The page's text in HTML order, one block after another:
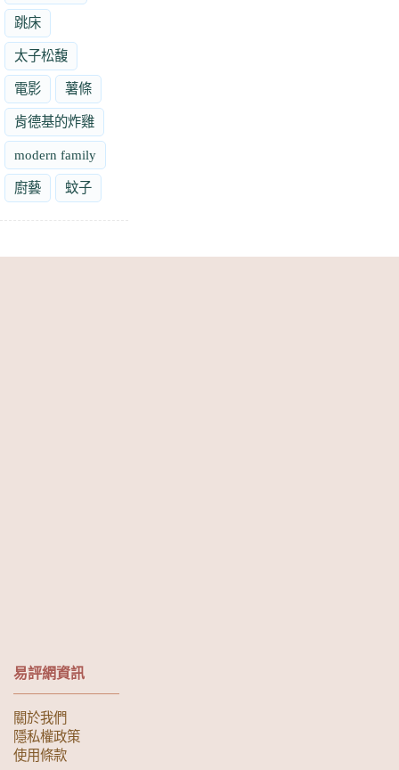
跳床
太子松馥
電影 薯條
肯德基的炸雞
modern family
廚藝 蚊子
易評網資訊
關於我們
隱私權政策
使用條款